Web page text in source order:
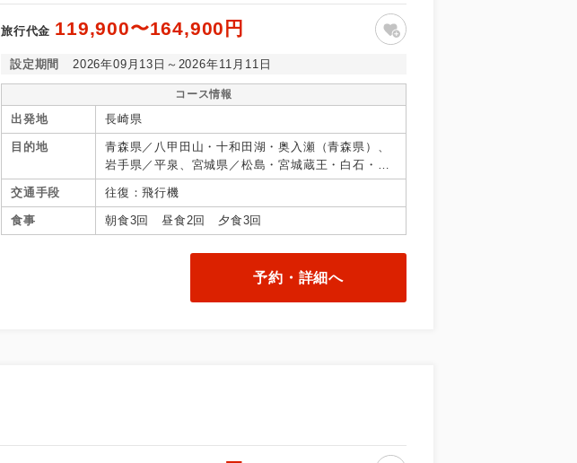
旅行代金 119,900〜164,900円
設定期間 2026年09月13日～2026年11月11日
コース情報
出発地 長崎県
目的地
青森県／八甲田山・十和田湖・奥入瀬（青森県）、
岩手県／平泉、宮城県／松島・宮城蔵王・白石・笹
谷、秋田県／十和田湖秋田県、山形県／上山、福島
県／猪苗代
交通手段 往復：飛行機
食事 朝食3回 昼食2回 夕食3回
予約・詳細へ